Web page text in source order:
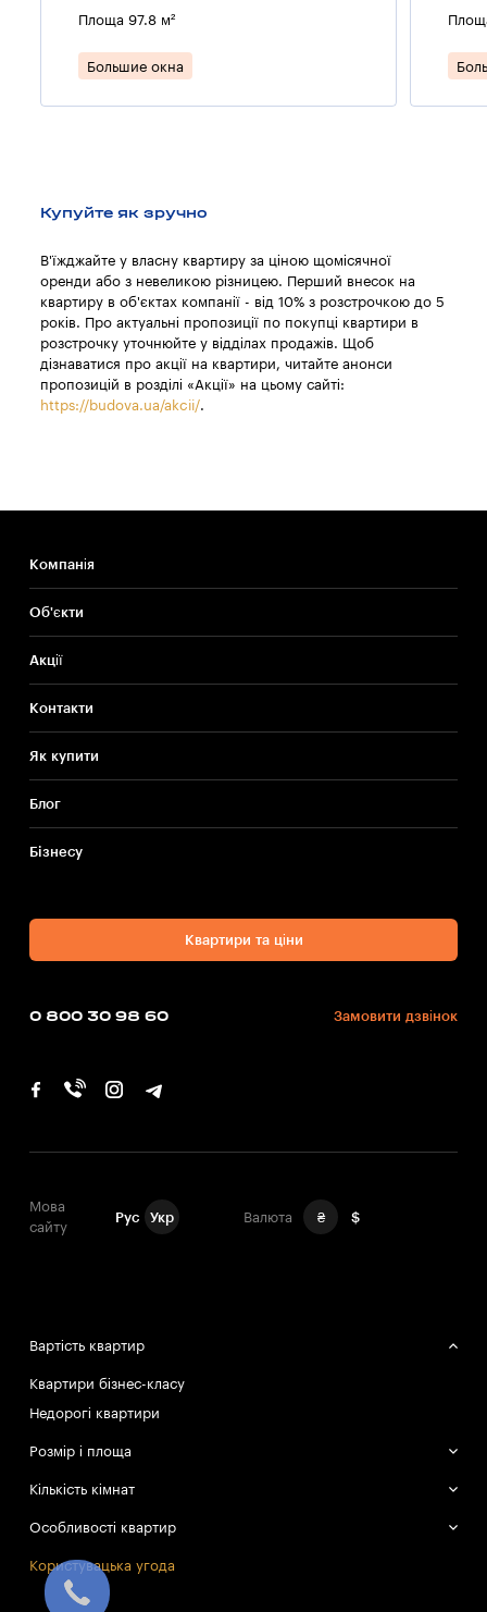
Площа 97.8 м²
Большие окна
Купуйте як зручно
В'їжджайте у власну квартиру за ціною щомісячної
оренди або з невеликою різницею. Перший внесок на
квартиру в об'єктах компанії - від 10% з розстрочкою до 5
років. Про актуальні пропозиції по покупці квартири в
розстрочку уточнюйте у відділах продажів. Щоб
дізнаватися про акції на квартири, читайте анонси
пропозицій в розділі «Акції» на цьому сайті:
https://budova.ua/akcii/.
Компанія
Об'єкти
Акції
Контакти
Як купити
Блог
Бiзнесу
Квартири та ціни
0 800 30 98 60 Замовити дзвінок
Мова
сайту
Рус Укр Валюта ₴ $
Вартість квартир
Квартири бізнес-класу
Недорогі квартири
Розмір і площа
Великі квартири
Маленькі квартири
Кількість кімнат
Однокімнатні квартири
Двокімнатні квартири
Трикімнатні квартири
Особливості квартир
Смарт-квартири
Користувацька угода